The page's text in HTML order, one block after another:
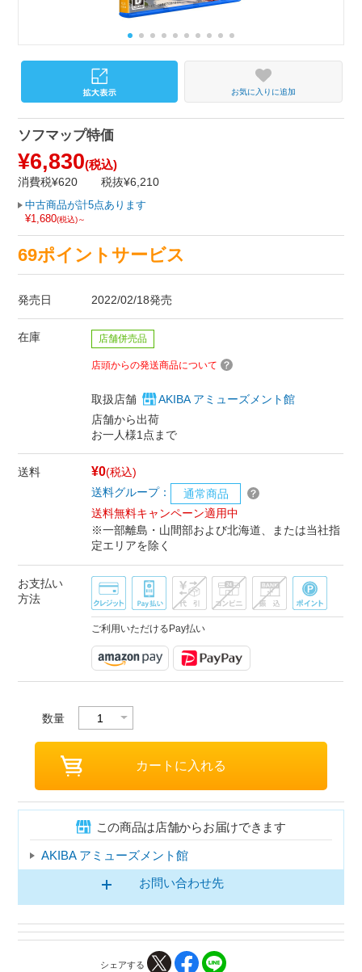
お気に入りに追加
ソフマップ特価
¥6,830(税込)
消費税¥620 税抜¥6,210
中古商品が計5点あります
¥1,680(税込)～
69ポイントサービス
発売日 2022/02/18発売
在庫 店舗併売品
店頭からの発送商品について
取扱店舗
AKIBA アミューズメント館
店舗から出荷
お一人様1点まで
送料 ¥0(税込)
送料グループ：
通常商品
送料無料キャンペーン適用中
※一部離島・山間部および北海道、または当社指
定エリアを除く
お支払い
方法
ご利用いただけるPay払い
数量
この商品は店舗からお届けできます
AKIBA アミューズメント館
お問い合わせ先
シェアする